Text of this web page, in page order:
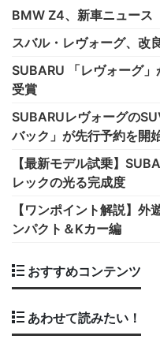
BMW Z4、新車ニュース
スバル・レヴォーグ、改
SUBARU 「レヴォーグ
受賞
SUBARUレヴォーグの
バック」が先行予約を開
【最新モデル試乗】
レックの光る完成度
【ワンポイント解説】外
ンパクト＆Kカー編
おすすめコンテンツ
あわせて読みたい！